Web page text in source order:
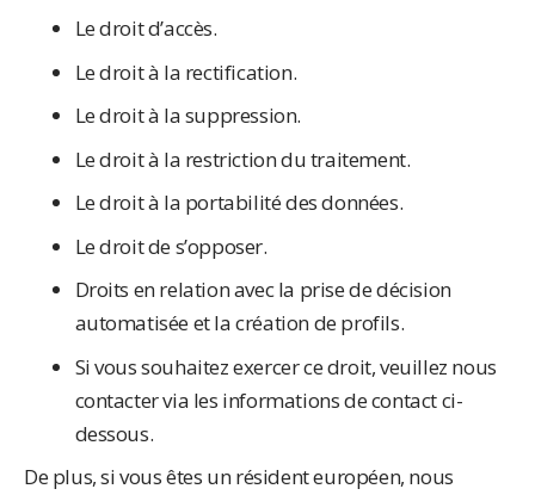
Le droit d’accès.
Le droit à la rectification.
Le droit à la suppression.
Le droit à la restriction du traitement.
Le droit à la portabilité des données.
Le droit de s’opposer.
Droits en relation avec la prise de décision
automatisée et la création de profils.
Si vous souhaitez exercer ce droit, veuillez nous
contacter via les informations de contact ci-
dessous.
De plus, si vous êtes un résident européen, nous